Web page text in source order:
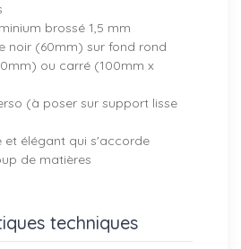
brossé 1,5 mm
noir (60mm) sur fond rond
ou carré (100mm x
(à poser sur support lisse
et élégant qui s'accorde
de matières
techniques